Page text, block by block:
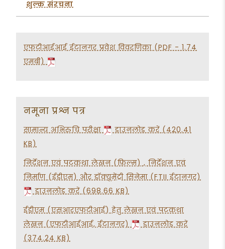
शुल्क संरचना
एफटीआईआई ईटानगर प्रवेश विवरणिका (PDF - 1.74
एमबी)
नमूना प्रश्न पत्र
सामान्य अभिरुचि परीक्षा
डाउनलोड करें (420.41
KB)
निर्देशन एवं पटकथा लेखन (फ़िल्म) , निर्देशन एवं
निर्माण (ईडीएम) और डॉक्यूमेंट्री सिनेमा (FTII ईटानगर)
डाउनलोड करें (698.66 KB)
ईडीएम (एसआरएफटीआई) हेतु लेखन एवं पटकथा
लेखन (एफटीआईआई, ईटानगर)
डाउनलोड करें
(374.24 KB)